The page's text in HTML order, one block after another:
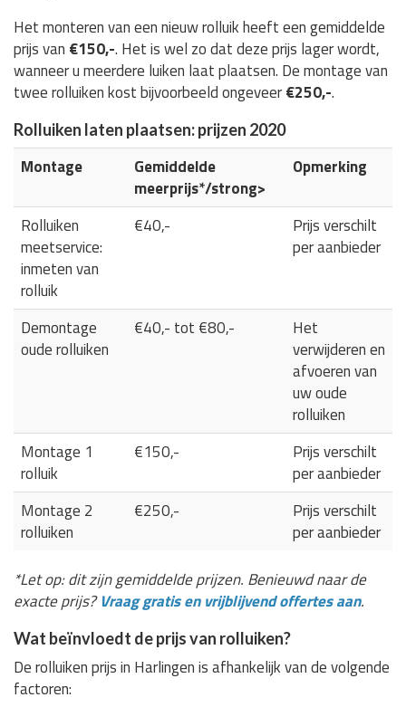
Het monteren van een nieuw rolluik heeft een gemiddelde
prijs van €150,-. Het is wel zo dat deze prijs lager wordt,
wanneer u meerdere luiken laat plaatsen. De montage van
twee rolluiken kost bijvoorbeeld ongeveer€250,-.
Rolluiken laten plaatsen: prijzen 2020
Montage
Gemiddelde
meerprijs*/strong>
Opmerking
Rolluiken
meetservice:
inmeten van
rolluik
€40,-
Prijs verschilt
per aanbieder
Demontage
oude rolluiken
€40,- tot €80,-
Het
verwijderen en
afvoeren van
uw oude
rolluiken
Montage 1
rolluik
€150,-
Prijs verschilt
per aanbieder
Montage 2
rolluiken
€250,-
Prijs verschilt
per aanbieder
*Let op: dit zijn gemiddelde prijzen. Benieuwd naar de
exacte prijs?Vraag gratis en vrijblijvend offertes aan.
Wat beïnvloedt de prijs van rolluiken?
De rolluiken prijs in Harlingen is afhankelijk van de volgende
factoren: